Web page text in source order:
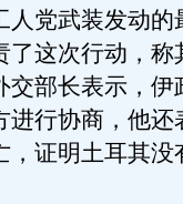
人党武装发动的
这次行动，称
交部长表示，伊
行协商，他还
证明土耳其没